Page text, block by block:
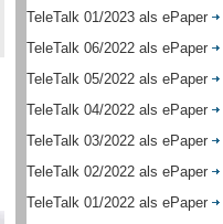
TeleTalk 01/2023 als ePaper
TeleTalk 06/2022 als ePaper
TeleTalk 05/2022 als ePaper
TeleTalk 04/2022 als ePaper
TeleTalk 03/2022 als ePaper
TeleTalk 02/2022 als ePaper
TeleTalk 01/2022 als ePaper